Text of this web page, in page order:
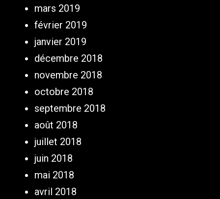
mars 2019
février 2019
janvier 2019
décembre 2018
novembre 2018
octobre 2018
septembre 2018
août 2018
juillet 2018
juin 2018
mai 2018
avril 2018